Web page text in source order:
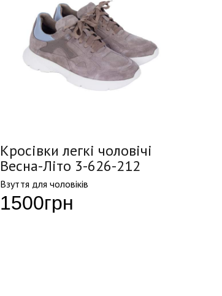
Кросівки легкі чоловічі
Весна-Літо 3-626-212
Взуття для чоловіків
1500грн